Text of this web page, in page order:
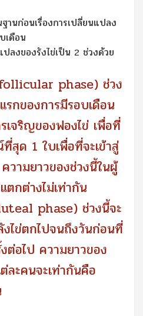
านก่อนเรื่องการเปลี่ยนแปลง
เดือน
ลงของรังไข่เป็น 2 ช่วงด้วย
phase) ช่วง
รกของการมีรอบเดือน
เจริญของฟองไข่ เพื่อที่
สุด 1 ใบเพื่อที่จะเข้าสู่
วามยาวของช่วงนี้ในผู้
กต่างไม่เท่ากัน
phase) ช่วงนี้จะ
งไข่ตกไปจนถึงวันก่อนที่
ต่อไป ความยาวของ
ะคนจะเท่ากันคือ